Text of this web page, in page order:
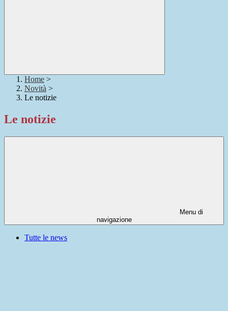
Home >
Novità >
Le notizie
Le notizie
Menu di
navigazione
Tutte le news